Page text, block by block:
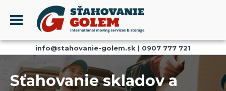
Menu
PROFIL
SŤAHOVANIE - SŤAHOVACIE SLUŽBY
DOPRAVA - DOPRAVNÉ SLUŽBY
info@stahovanie-golem.sk | 0907 777 721
Sťahovanie skladov a